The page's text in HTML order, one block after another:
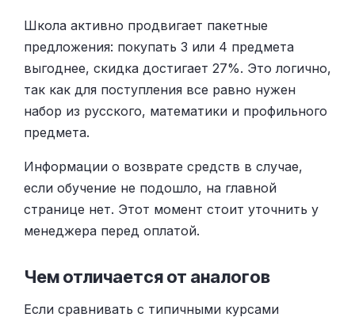
Школа активно продвигает пакетные
предложения: покупать 3 или 4 предмета
выгоднее, скидка достигает 27%. Это логично,
так как для поступления все равно нужен
набор из русского, математики и профильного
предмета.
Информации о возврате средств в случае,
если обучение не подошло, на главной
странице нет. Этот момент стоит уточнить у
менеджера перед оплатой.
Чем отличается от аналогов
Если сравнивать с типичными курсами